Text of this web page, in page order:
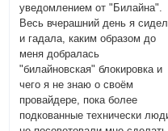
уведомлением от "Билайна".
Весь вчерашний день я
и гадала, каким образом до
меня добралась
"билайновская" блокировка и
чего я не знаю о своём
провайдере, пока более
подкованные технически